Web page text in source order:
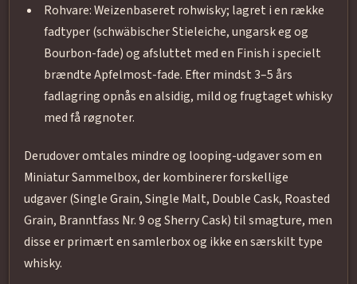
Rohvare: Weizenbaseret rohwisky; lagret i en række
fadtyper (schwäbischer Stieleiche, ungarsk eg og
Bourbon-fade) og afsluttet med en Finish i specielt
brændte Apfelmost-fade. Efter mindst 3–5 års
fadlagring opnås en alsidig, mild og frugtaget whisky
med få røgnoter.
Derudover omtales mindre og looping-udgaver som en
Miniatur Sammelbox, der kombinerer forskellige
udgaver (Single Grain, Single Malt, Double Cask, Roasted
Grain, Branntfass Nr. 9 og Sherry Cask) til smagture, men
disse er primært en samlerbox og ikke en særskilt type
whisky.